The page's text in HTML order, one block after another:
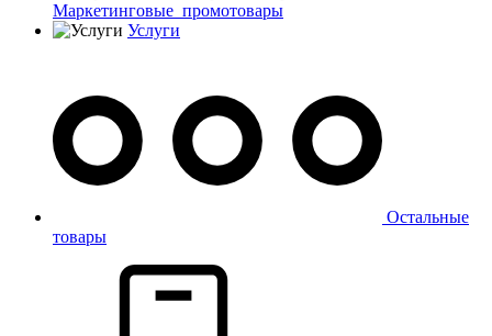
Маркетинговые_промотовары
Услуги
Остальные
товары